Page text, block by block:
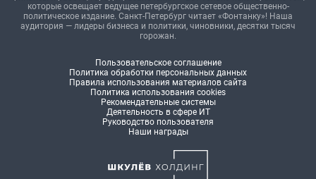
которые освещает ведущее петербургское сетевое общественно-
политическое издание. Санкт-Петербург читает «Фонтанку»! Наша
аудитория — лидеры бизнеса и политики, чиновники, десятки тысяч
горожан.
Пользовательское соглашение
Политика обработки персональных данных
Правила использования материалов сайта
Политика использования cookies
Рекомендательные системы
Деятельность в сфере ИТ
Руководство пользователя
Наши награды